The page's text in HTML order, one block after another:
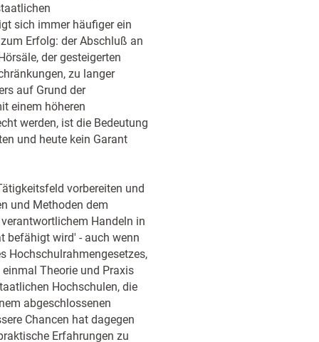
sich immer häufiger ein
Erfolg: der Abschluß an
der gesteigerten
zu langer
auf Grund der
einem höheren
werden, ist die Bedeutung
und heute kein Garant
vorbereiten und
und Methoden dem
Handeln in
befähigt wird' - auch wenn
Hochschulrahmengesetzes,
Theorie und Praxis
Hochschulen, die
abgeschlossenen
Chancen hat dagegen
Erfahrungen zu